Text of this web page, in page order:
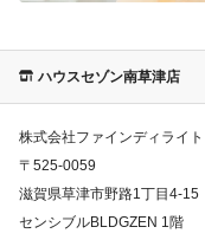
ハウスセゾン南草津店
株式会社ファインディライト
〒 525-0059
滋賀県草津市野路1丁目4-15
センシブルBLDGZEN 1階